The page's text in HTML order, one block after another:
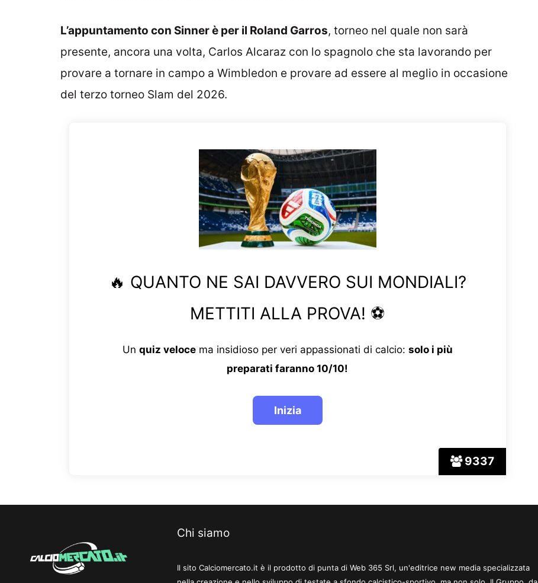
L’appuntamento con Sinner è per il Roland Garros, torneo nel quale non sarà
presente, ancora una volta, Carlos Alcaraz con lo spagnolo che sta lavorando per
provare a tornare in campo a Wimbledon e provare ad essere al meglio in occasione
del terzo torneo Slam del 2026.
9337
🔥 QUANTO NE SAI DAVVERO SUI MONDIALI?
METTITI ALLA PROVA! ⚽
Un quiz velocema insidioso per veri appassionati di calcio: solo i più
preparati faranno 10/10!
Chi siamo
Il sito Calciomercato.it è il prodotto di punta di Web 365 Srl, un'editrice new media specializzata